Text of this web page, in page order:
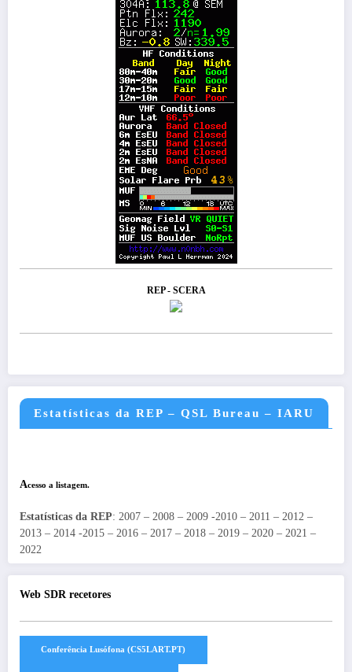
REP - SCERA
Estatísticas da REP – QSL Bureau – IARU
Acesso a listagem.
Estatísticas da REP: 2007 – 2008 – 2009 -2010 – 2011 – 2012 –
2013 – 2014 -2015 – 2016 – 2017 – 2018 – 2019 – 2020 – 2021 –
2022
Web SDR recetores